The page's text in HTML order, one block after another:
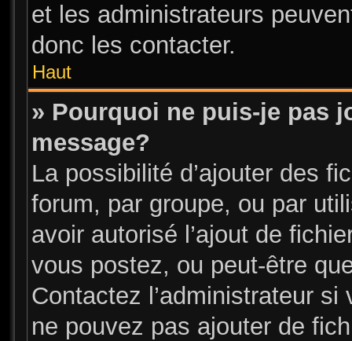
et les administrateurs
donc les contacter.
Haut
» Pourquoi ne puis-je pas
message?
La possibilité d’ajouter des
forum, par groupe, ou par
avoir autorisé l’ajout de
vous postez, ou peut-être
Contactez l’administrateur
ne pouvez pas ajouter de